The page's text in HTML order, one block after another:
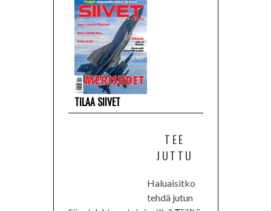
TILAA SIIVET
TEE
JUTTU
Haluaisitko
tehdä jutun